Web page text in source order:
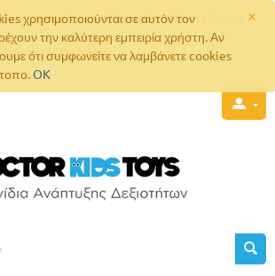
×
χρησιμοποιούνται σε αυτόν τον
την καλύτερη εμπειρία χρήστη. Αν
ότι συμφωνείτε να λαμβάνετε cookies
OK
μας στοdoctorkids.eshop@gmail.com
ΛΕΙΤΟΥΡΓΙΑΣ